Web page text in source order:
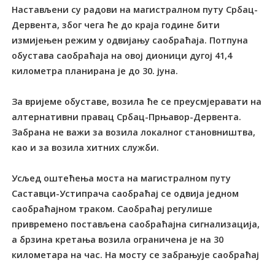
Настављени су радови на магистралном путу Србац-
Дервента, због чега ће до краја године бити
измијењен режим у одвијању саобраћаја. Потпуна
обустава саобраћаја на овој дионици дугој 41,4
километра планирана је до 30. јуна.
За вријеме обуставе, возила ће се преусмјеравати на
алтернативни правац Србац-Прњавор-Дервента.
Забрана не важи за возила локалног становништва,
као и за возила хитних служби.
Усљед оштећења моста на магистралном путу
Саставци-Устипрача саобраћај се одвија једном
саобраћајном траком. Саобраћај регулише
привремено постављена саобраћајна сигнализација,
а брзина кретања возила ограничена је на 30
километара на час. На мосту се забрањује саобраћај